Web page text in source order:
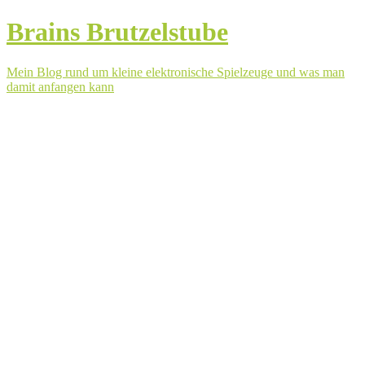
Brains Brutzelstube
Mein Blog rund um kleine elektronische Spielzeuge und was man
damit anfangen kann